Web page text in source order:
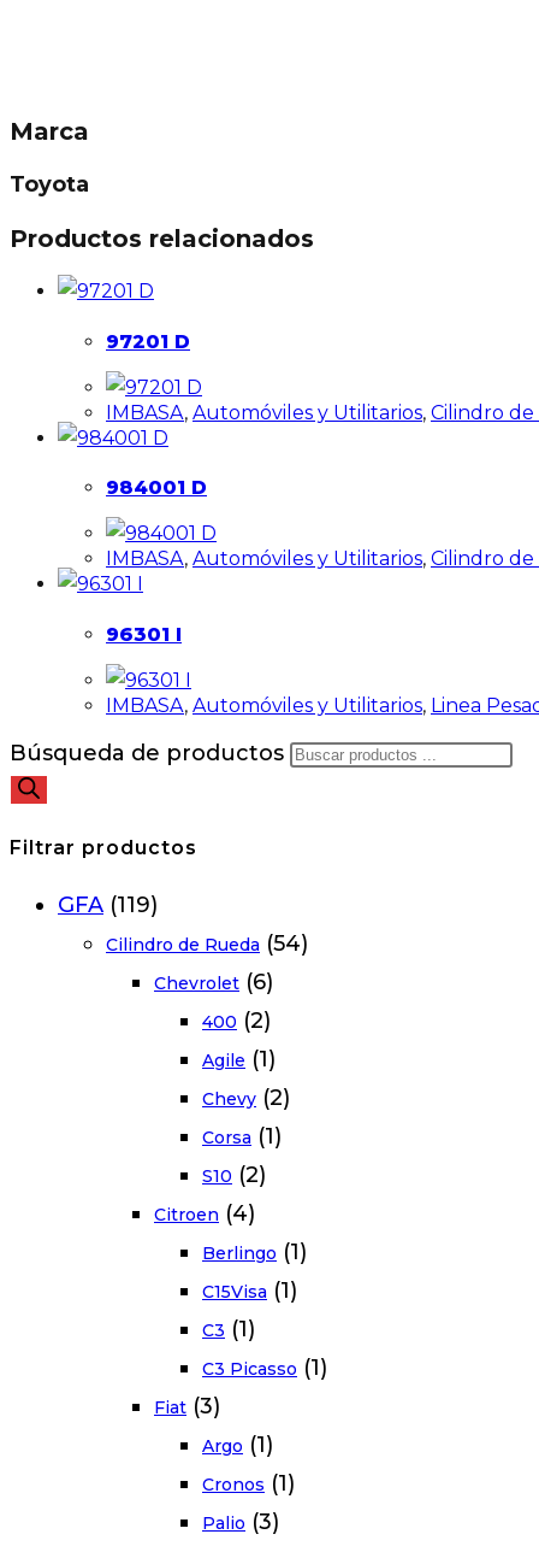
Marca
Toyota
Productos relacionados
97201 D
IMBASA, Automóviles y Utilitarios, Cilindro
984001 D
IMBASA, Automóviles y Utilitarios, Cilindro
96301 I
IMBASA, Automóviles y Utilitarios, Linea
Búsqueda de productos
Filtrar productos
GFA (119)
Cilindro de Rueda (54)
Chevrolet (6)
400 (2)
Agile (1)
Chevy (2)
Corsa (1)
S10 (2)
Citroen (4)
Berlingo (1)
C15Visa (1)
C3 (1)
C3 Picasso (1)
Fiat (3)
Argo (1)
Cronos (1)
Palio (3)